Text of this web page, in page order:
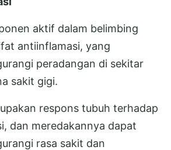
aktif dalam belimbing
antiinflamasi, yang
peradangan di sekitar
sakit gigi.
respons tubuh terhadap
dan meredakannya dapat
rasa sakit dan